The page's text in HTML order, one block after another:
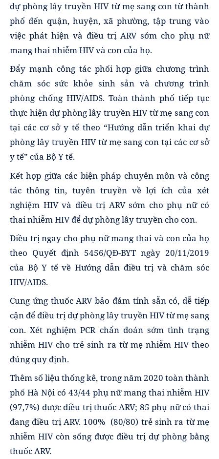
dự phòng lây truyền HIV từ mẹ sang con từ thành
phố đến quận, huyện, xã phường, tập trung vào
việc phát hiện và điều trị ARV sớm cho phụ nữ
mang thai nhiễm HIV và con của họ.
Đẩy mạnh công tác phối hợp giữa chương trình
chăm sóc sức khỏe sinh sản và chương trình
phòng chống HIV/AIDS. Toàn thành phố tiếp tục
thực hiện dự phòng lây truyền HIV từ mẹ sang con
tại các cơ sở y tế theo “Hướng dẫn triển khai dự
phòng lây truyền HIV từ mẹ sang con tại các cơ sở
y tế” của Bộ Y tế.
Kết hợp giữa các biện pháp chuyên môn và công
tác thông tin, tuyên truyền về lợi ích của xét
nghiệm HIV và điều trị ARV sớm cho phụ nữ có
thai nhiễm HIV để dự phòng lây truyền cho con.
Điều trị ngay cho phụ nữ mang thai và con của họ
theo Quyết định 5456/QĐ-BYT ngày 20/11/2019
của Bộ Y tế về Hướng dẫn điều trị và chăm sóc
HIV/AIDS.
Cung ứng thuốc ARV bảo đảm tính sẵn có, dễ tiếp
cận để điều trị dự phòng lây truyền HIV từ mẹ sang
con. Xét nghiệm PCR chẩn đoán sớm tình trạng
nhiễm HIV cho trẻ sinh ra từ mẹ nhiễm HIV theo
đúng quy định.
Thêm số liệu thống kê, trong năm 2020 toàn thành
phố Hà Nội có 43/44 phụ nữ mang thai nhiễm HIV
(97,7%) được điều trị thuốc ARV; 85 phụ nữ có thai
đang điều trị ARV. 100% (80/80) trẻ sinh ra từ mẹ
nhiễm HIV còn sống được điều trị dự phòng bằng
thuốc ARV.